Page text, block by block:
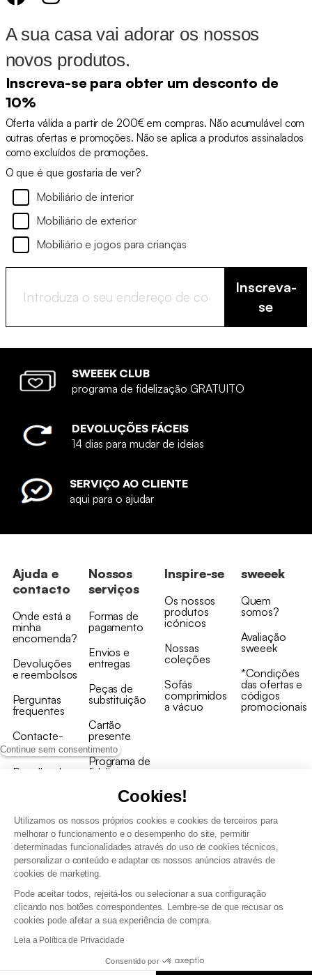
Continue sem consentimento
Cookies!
Utilizamos os nossos próprios cookies e cookies de terceiros para
melhorar o funcionamento e o desempenho do site, permitir
determinadas funcionalidades através do uso de cookies técnicos,
personalizar o conteúdo e adaptar os nossos anúncios através de
cookies de marketing.
Pode aceitar todos, rejeitá-los ou selecionar a sua configuração
clicando nos botões correspondentes. Lembre-se de que recusar os
cookies pode afetar a sua experiência de compra.
Leia a Política de Privacidade
Consentido por
A sua casa vai adorar os nossos
novos produtos.
Inscreva-se para obter um desconto de
10%
Oferta válida a partir de 200€ em compras. Não acumulável com
outras ofertas e promoções. Não se aplica a produtos assinalados
como excluídos de promoções.
O que é que gostaria de ver?
Mobiliário de interior
Mobiliário de exterior
Mobiliário e jogos para crianças
Inscreva-
se
SWEEEK CLUB
programa de fidelização GRATUITO
DEVOLUÇÕES FÁCEIS
14 dias para mudar de ideias
SERVIÇO AO CLIENTE
aqui para o ajudar
Ajuda e
contacto
Onde está a
minha
encomenda?
Devoluções
e reembolsos
Perguntas
frequentes
Contacte-
nos
Recolha de
Nossos
serviços
Formas de
pagamento
Envios e
entregas
Peças de
substituição
Cartão
presente
Programa de
fidelizaçao
Inspire-se
Os nossos
produtos
icónicos
Nossas
coleções
Sofás
comprimidos
a vácuo
sweeek
Quem
somos?
Avaliação
sweeek
*Condições
das ofertas e
códigos
promocionais
Termos e Condições Gerais de Venda e Aviso Legal
Gestão de dados pessoais e política de cookies
Termos e condições gerais de venda pro
Declaração de Acessibilidade